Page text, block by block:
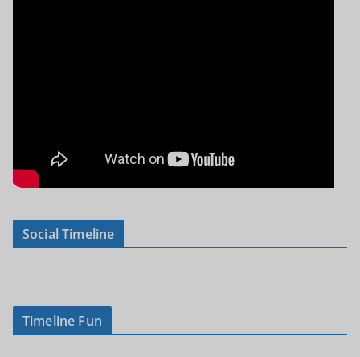
Social Timeline
Timeline Fun